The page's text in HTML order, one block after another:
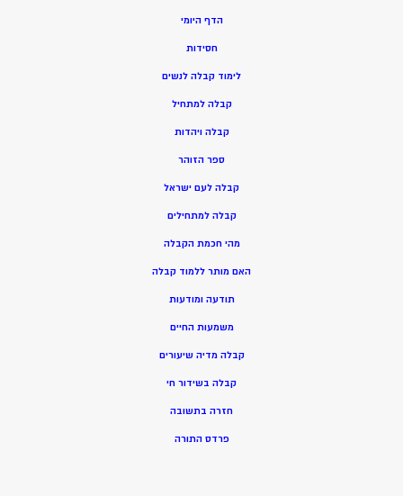
הדף היומי
חסידות
לימוד קבלה לנשים
קבלה למתחיל
קבלה ויהדות
ספר הזוהר
קבלה לעם ישראל
קבלה למתחילים
מהי חכמת הקבלה
האם מותר ללמוד קבלה
תודעה ומודעות
משמעות החיים
קבלה מדיה שיעורים
קבלה בשידור חי
חזרה בתשובה
פרדס התורה